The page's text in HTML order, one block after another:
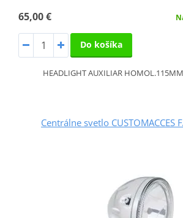
65,00 €
Do košíka
HEADLIGHT AUXILIAR
Centrálne svetlo CUSTOMACCES